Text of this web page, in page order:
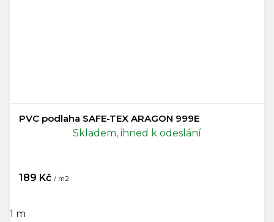
PVC podlaha SAFE-TEX ARAGON 999E
Skladem, ihned k odeslání
189 Kč / m2
1 m